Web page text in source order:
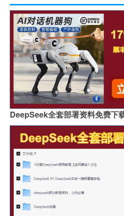
DeepSeek全套部署资料免费下